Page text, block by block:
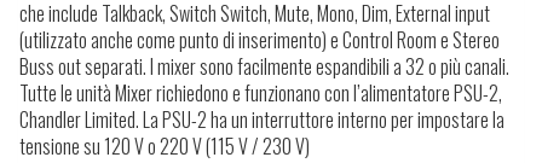
che include Talkback, Switch Switch, Mute, Mono, Dim, External input
(utilizzato anche come punto di inserimento) e Control Room e Stereo
Buss out separati. I mixer sono facilmente espandibili a 32 o più canali.
Tutte le unità Mixer richiedono e funzionano con l’alimentatore PSU-2,
Chandler Limited. La PSU-2 ha un interruttore interno per impostare la
tensione su 120 V o 220 V (115 V / 230 V)